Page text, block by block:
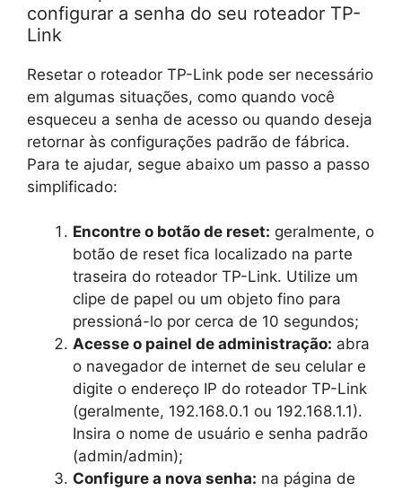
configurar a senha do seu roteador TP-
Link
Resetar o roteador TP-Link pode ser necessário
em algumas situações, como quando você
esqueceu a senha de acesso ou quando deseja
retornar às configurações padrão de fábrica.
Para te ajudar, segue abaixo um passo a passo
simplificado:
Encontre o botão de reset: geralmente, o
botão de reset fica localizado na parte
traseira do roteador TP-Link. Utilize um
clipe de papel ou um objeto fino para
pressioná-lo por cerca de 10 segundos;
Acesse o painel de administração: abra
o navegador de internet de seu celular e
digite o endereço IP do roteador TP-Link
(geralmente, 192.168.0.1 ou 192.168.1.1).
Insira o nome de usuário e senha padrão
(admin/admin);
Configure a nova senha: na página de